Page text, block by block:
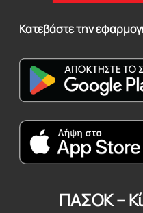
Κατεβάστε την
ΠΑΣΟΚ –